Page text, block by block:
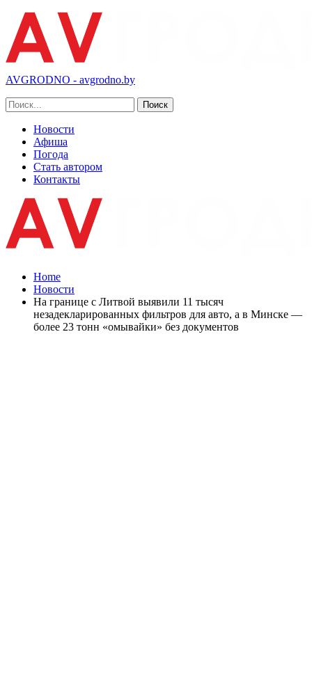
AVGRODNO - avgrodno.by
Новости
Афиша
Погода
Стать автором
Контакты
Home
Новости
На границе с Литвой выявили 11 тысяч
незадекларированных фильтров для авто, а в Минске —
более 23 тонн «омывайки» без документов